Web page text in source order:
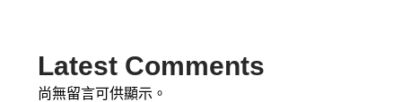
Latest Comments
尚無留言可供顯示。